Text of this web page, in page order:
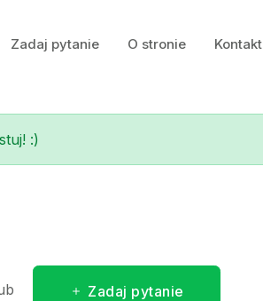
Zadaj pytanie O stronie Kontakt
:)
Zadaj pytanie